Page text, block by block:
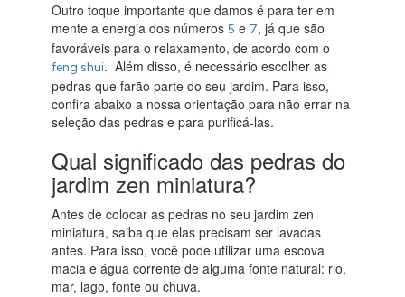
Outro toque importante que damos é para ter em
mente a energia dos números5 e 7, já que são
favoráveis para o relaxamento, de acordo com o
feng shui. Além disso, é necessário escolher as
pedras que farão parte do seu jardim. Para isso,
confira abaixo a nossa orientação para não errar na
seleção das pedras e para purificá-las.
Qual significado das pedras do
jardim zen miniatura?
Antes de colocar as pedras no seu jardim zen
miniatura, saiba que elas precisam ser lavadas
antes. Para isso, você pode utilizar uma escova
macia e água corrente de alguma fonte natural: rio,
mar, lago, fonte ou chuva.